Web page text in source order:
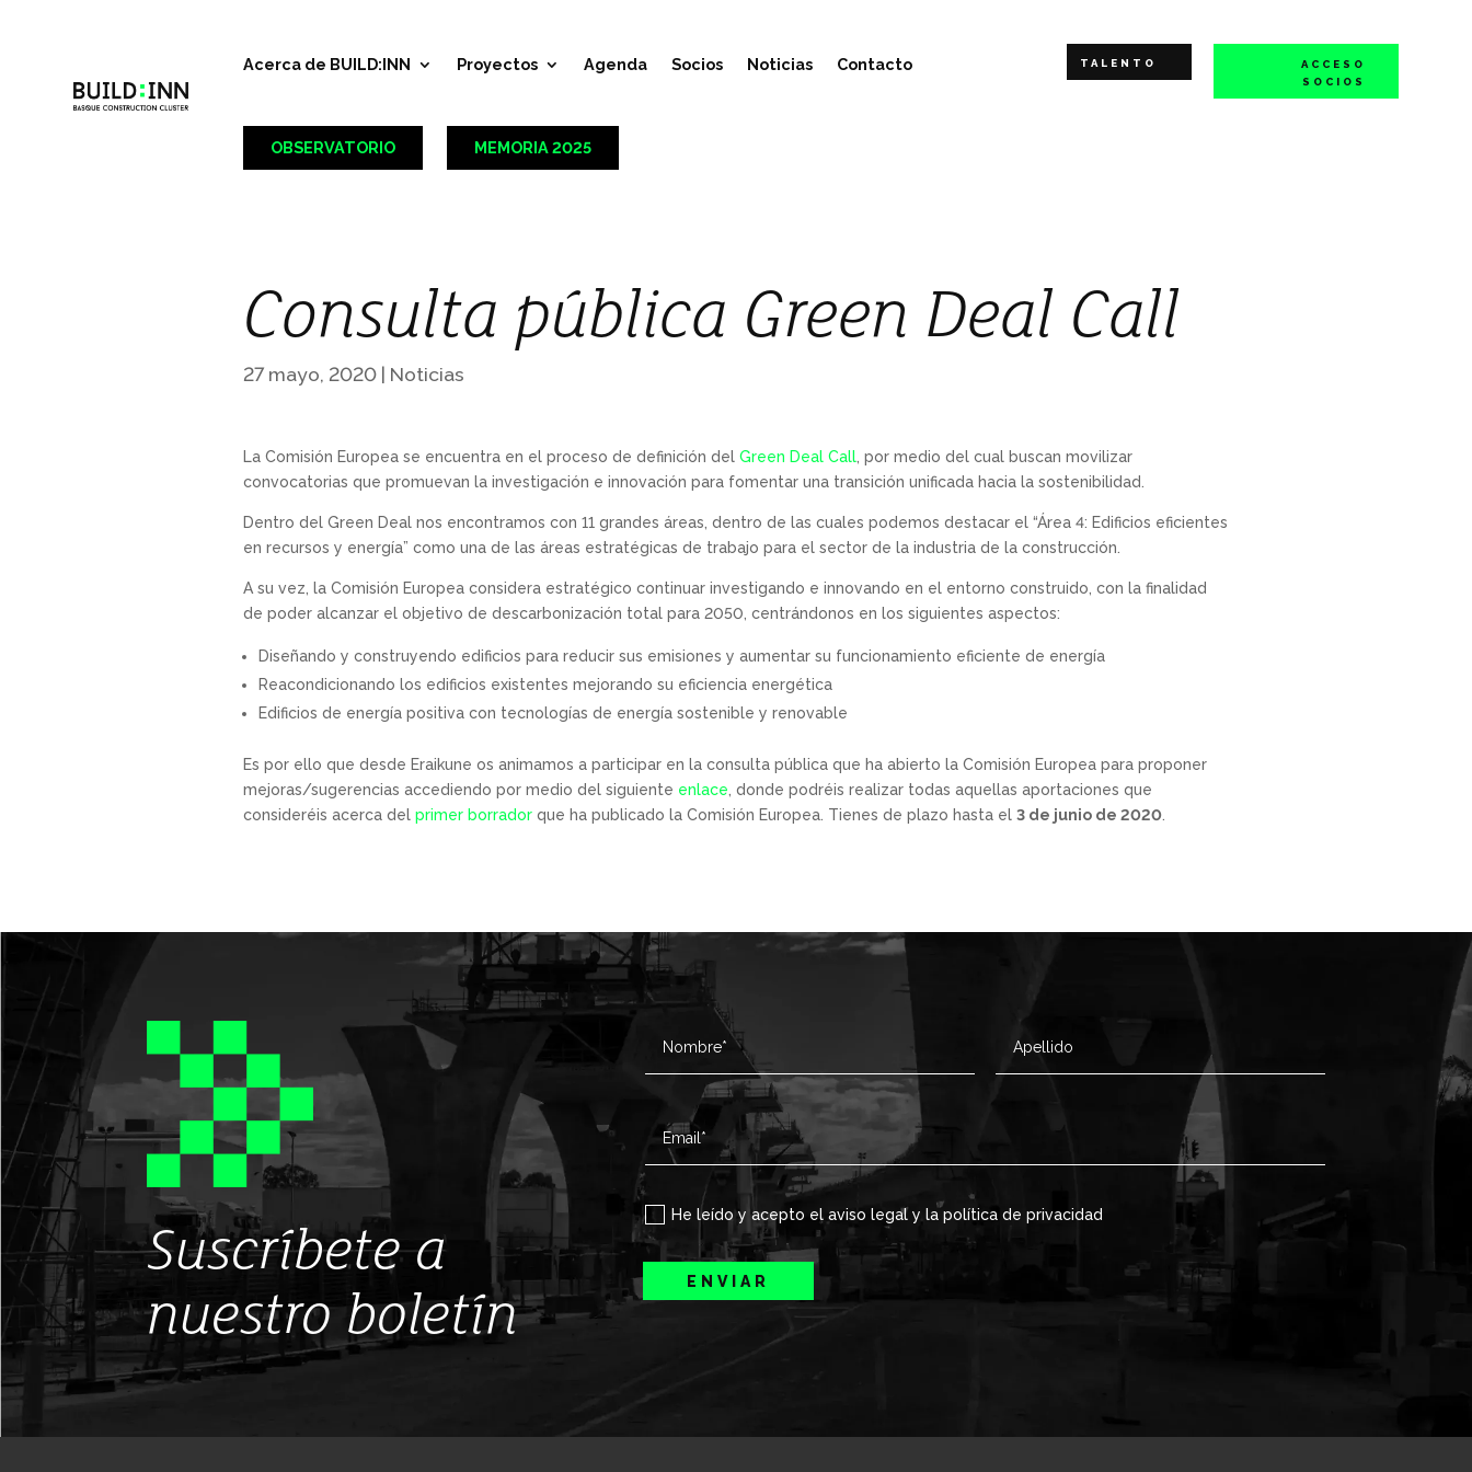
Acerca de BUILD:INN Proyectos Agenda Socios Noticias Contacto
OBSERVATORIO MEMORIA 2025
TALENTO
ACCESO
SOCIOS
Consulta pública Green Deal Call
27 mayo, 2020 | Noticias
La Comisión Europea se encuentra en el proceso de definición del Green Deal Call, por medio del cual buscan movilizar
convocatorias que promuevan la investigación e innovación para fomentar una transición unificada hacia la sostenibilidad.
Dentro del Green Deal nos encontramos con 11 grandes áreas, dentro de las cuales podemos destacar el “Área 4: Edificios eficientes
en recursos y energía” como una de las áreas estratégicas de trabajo para el sector de la industria de la construcción.
A su vez, la Comisión Europea considera estratégico continuar investigando e innovando en el entorno construido, con la finalidad
de poder alcanzar el objetivo de descarbonización total para 2050, centrándonos en los siguientes aspectos:
Diseñando y construyendo edificios para reducir sus emisiones y aumentar su funcionamiento eficiente de energía
Reacondicionando los edificios existentes mejorando su eficiencia energética
Edificios de energía positiva con tecnologías de energía sostenible y renovable
Es por ello que desde Eraikune os animamos a participar en la consulta pública que ha abierto la Comisión Europea para proponer
mejoras/sugerencias accediendo por medio del siguiente enlace, donde podréis realizar todas aquellas aportaciones que
consideréis acerca del primer borrador que ha publicado la Comisión Europea. Tienes de plazo hasta el 3 de junio de 2020.
Suscríbete a
nuestro boletín
He leído y acepto el aviso legal y la política de privacidad
ENVIAR